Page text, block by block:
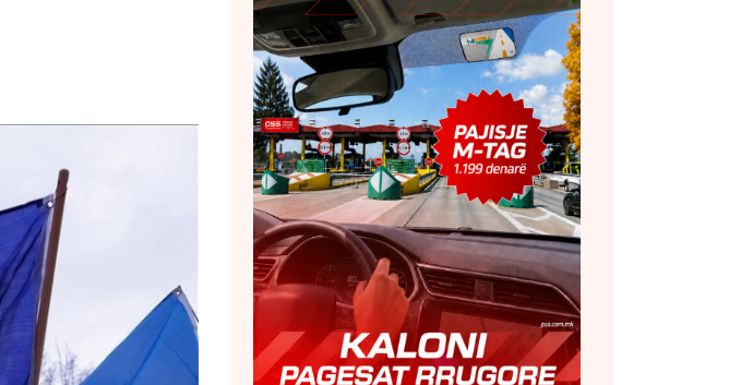
INTERVISTA EMISION
KONAKU
KU E KISHIM FJALEN
LIGJERATE FETARE
PARADITE ME NE
PIKËPAMJE